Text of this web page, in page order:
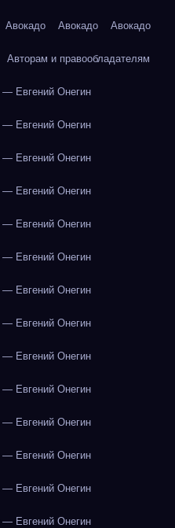
Авокадо Авокадо Авокадо
Авторам и правообладателям
Евгений Онегин
Евгений Онегин
Евгений Онегин
Евгений Онегин
Евгений Онегин
Евгений Онегин
Евгений Онегин
Евгений Онегин
Евгений Онегин
Евгений Онегин
Евгений Онегин
Евгений Онегин
Евгений Онегин
Евгений Онегин